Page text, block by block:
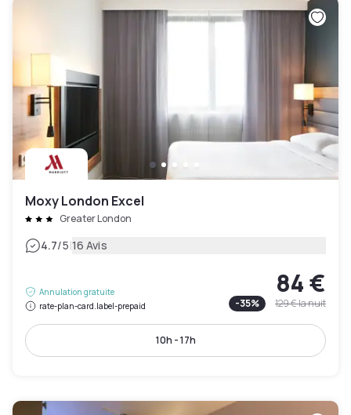
Moxy London Excel
Greater London
4.7/5|16 Avis
Annulation gratuite
rate-plan-card.label-prepaid
84 €
-35% 129 €la nuit
10h - 17h